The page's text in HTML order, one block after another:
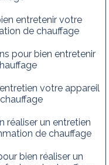
entretenir votre
de chauffage
pour bien entretenir
votre appareil
réaliser un entretien
de chauffage
bien réaliser un